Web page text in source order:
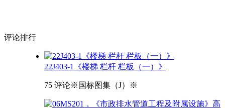
评论排行
22J403-1《楼梯 栏杆 栏板（一）》
75 评论※国标图集（J）※